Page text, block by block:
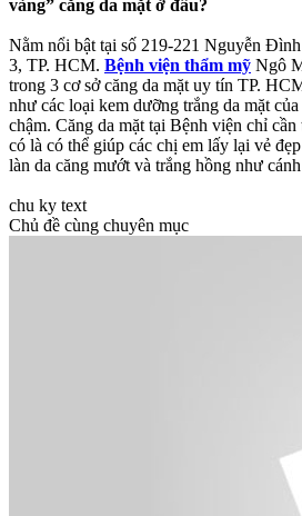
vàng” căng da mặt ở đâu?
Nằm nổi bật tại số 219-221 Nguyễn
3, TP. HCM. Bệnh viện thẩm mỹ Ngô
trong 3 cơ sở căng da mặt uy tín TP.
như các loại kem dưỡng trắng da mặt
chậm. Căng da mặt tại Bệnh viện chỉ
có là có thể giúp các chị em lấy lại vẻ
làn da căng mướt và trắng hồng như
chu ky text
Chủ đề cùng chuyên mục